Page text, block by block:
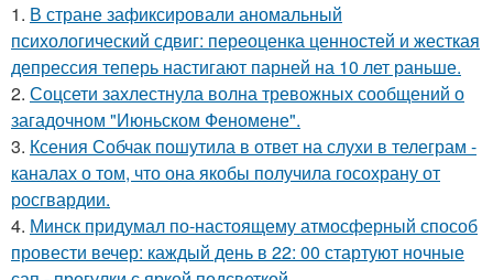
1. В стране зафиксировали аномальный
психологический сдвиг: переоценка ценностей и жесткая
депрессия теперь настигают парней на 10 лет раньше.
2. Соцсети захлестнула волна тревожных сообщений о
загадочном "Июньском Феномене".
3. Ксения Собчак пошутила в ответ на слухи в телеграм -
каналах о том, что она якобы получила госохрану от
росгвардии.
4. Минск придумал по-настоящему атмосферный способ
провести вечер: каждый день в 22: 00 стартуют ночные